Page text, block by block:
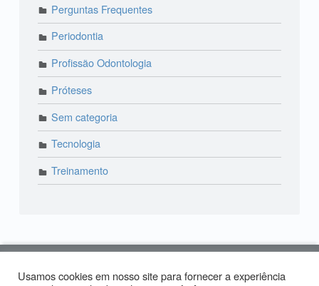
Perguntas Frequentes
Periodontia
Profissão Odontologia
Próteses
Sem categoria
Tecnologia
Treinamento
© 2018 Lira Odonto | Paraíso: (11) 3373-4444 | Alto
Usamos cookies em nosso site para fornecer a experiência